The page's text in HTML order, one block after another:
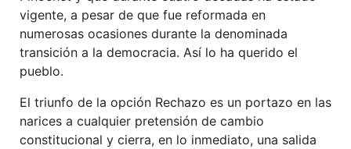
vigente, a pesar de que fue reformada en
numerosas ocasiones durante la denominada
transición a la democracia. Así lo ha querido el
pueblo.
El triunfo de la opción Rechazo es un portazo en las
narices a cualquier pretensión de cambio
constitucional y cierra, en lo inmediato, una salida